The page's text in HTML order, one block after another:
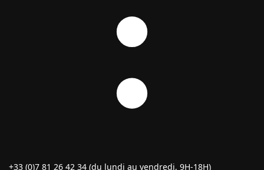
+33 (0)7 81 26 42 34 (du lundi au vendredi, 9H-18H)